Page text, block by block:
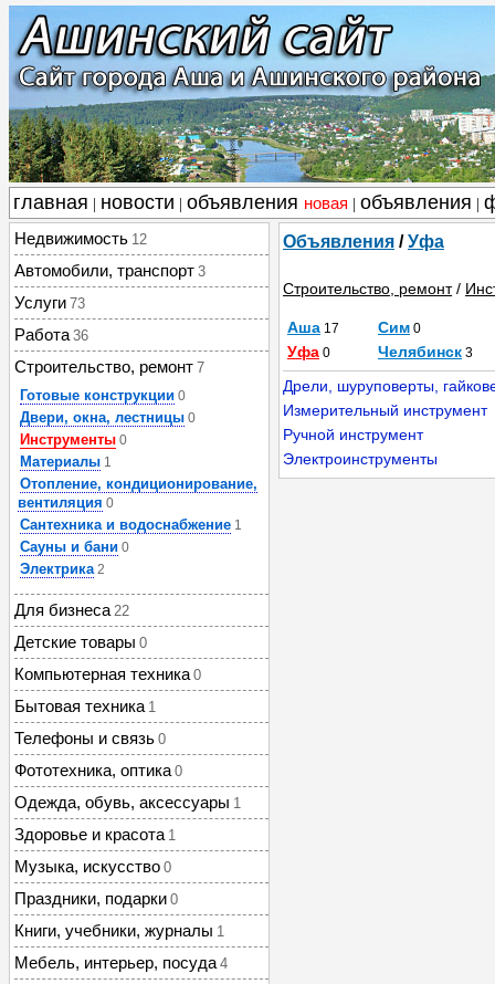
главная новости объявления новая объявления
Недвижимость 12
Автомобили, транспорт 3
Услуги 73
Работа 36
Строительство, ремонт 7
Готовые конструкции 0
Двери, окна, лестницы 0
Инструменты 0
Материалы 1
Отопление, кондиционирование,
вентиляция 0
Сантехника и водоснабжение 1
Сауны и бани 0
Электрика 2
Для бизнеса 22
Детские товары 0
Компьютерная техника 0
Бытовая техника 1
Телефоны и связь 0
Фототехника, оптика 0
Одежда, обувь, аксессуары 1
Здоровье и красота 1
Музыка, искусство 0
Праздники, подарки 0
Книги, учебники, журналы 1
Мебель, интерьер, посуда 4
Объявления /Уфа
Строительство, ремонт/
Аша 17 Сим 0
Уфа 0 Челябинск 3
Дрели, шуруповерты,
Измерительный инструмент
Ручной инструмент
Электроинструменты